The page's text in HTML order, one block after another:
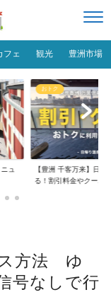
フェ 観光 豊洲市場
ュ
おトク
【豊洲 千客万来】日帰
る！割引料金やクーポ...
方法 ゆ
号なしで行